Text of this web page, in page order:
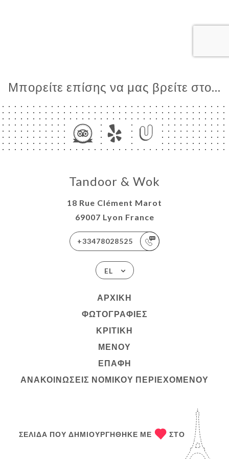
Μπορείτε επίσης να μας βρείτε στο...
Tandoor & Wok
18 Rue Clément Marot
69007 Lyon France
+33478028525
EL
ΑΡΧΙΚΉ
ΦΩΤΟΓΡΑΦΊΕΣ
ΚΡΙΤΙΚΉ
ΜΕΝΟΎ
ΕΠΑΦΉ
ΑΝΑΚΟΙΝΏΣΕΙΣ ΝΟΜΙΚΟΎ ΠΕΡΙΕΧΟΜΈΝΟΥ
ΣΕΛΊΔΑ ΠΟΥ ΔΗΜΙΟΥΡΓΉΘΗΚΕ ΜΕ ΣΤΟ